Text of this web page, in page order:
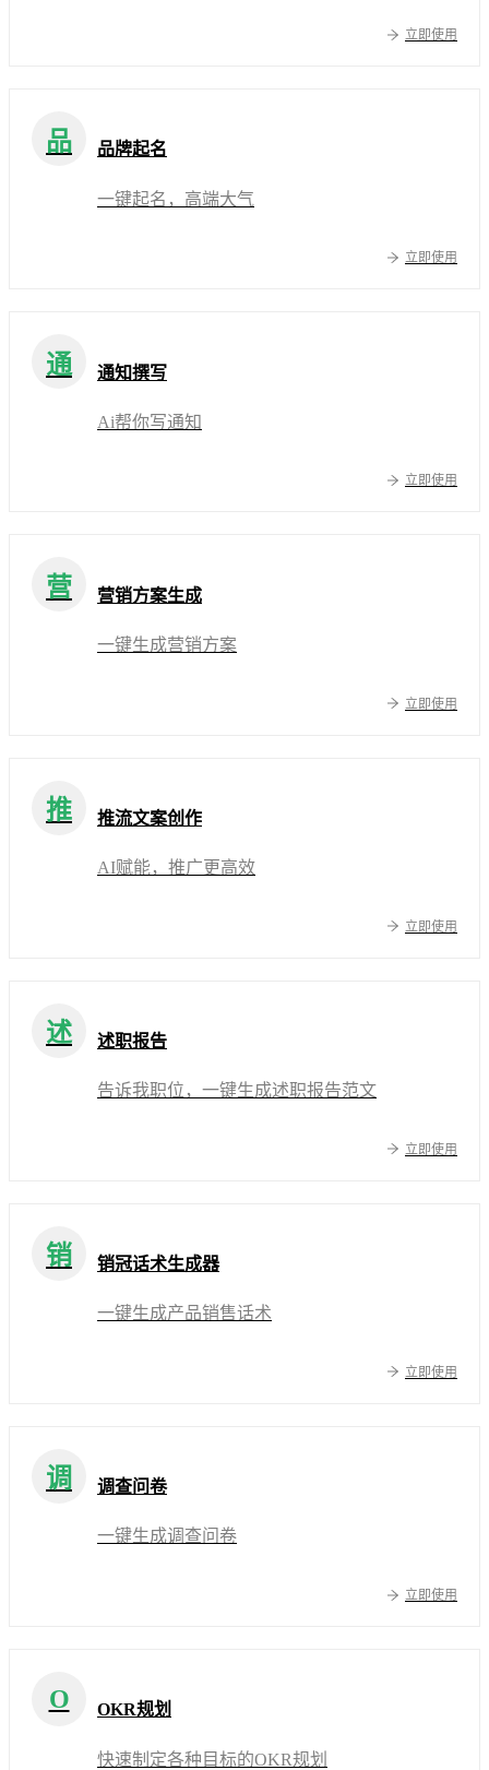
立即使用
品 品牌起名
一键起名，高端大气
立即使用
通 通知撰写
Ai帮你写通知
立即使用
营 营销方案生成
一键生成营销方案
立即使用
推 推流文案创作
AI赋能，推广更高效
立即使用
述 述职报告
告诉我职位，一键生成述职报告范文
立即使用
销 销冠话术生成器
一键生成产品销售话术
立即使用
调 调查问卷
一键生成调查问卷
立即使用
O OKR规划
快速制定各种目标的OKR规划